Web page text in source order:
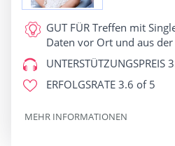
GUT FÜR Treffen mit
Daten vor Ort und aus der
UNTERSTÜTZUNGSPREIS
ERFOLGSRATE 3.6 of 5
MEHR INFORMATIONEN